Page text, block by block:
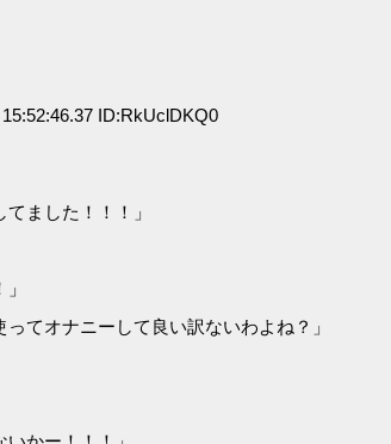
ID:RkUclDKQ0
ました！！！」
てオナニーして良い訳ないわよね？」